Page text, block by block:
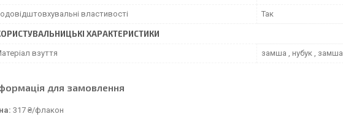
властивості Так
ХАРАКТЕРИСТИКИ
взуття замша , нубук , замша
для замовлення
317 ₴/флакон